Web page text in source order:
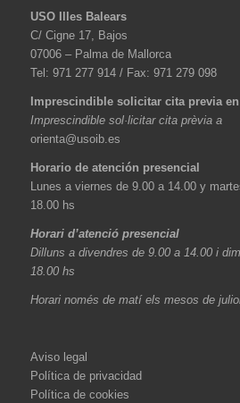
USO Illes Balears
C/ Cigne 17, Bajos
07006 – Palma de Mallorca
Tel: 971 277 914 / Fax: 971 279 098
Imprescindible solicitar cita previa en
Imprescindible sol·licitar cita prèvia a
orienta@usoib.es
Horario de atención presencial
Lunes a viernes de 9.00 a 14.00 y
18.00 hs
Horari d’atenció presencial
Dilluns a divendres de 9.00 a 14.00 i
18.00 hs
Horari només de matí els mesos de
Aviso legal
Política de privacidad
Política de cookies